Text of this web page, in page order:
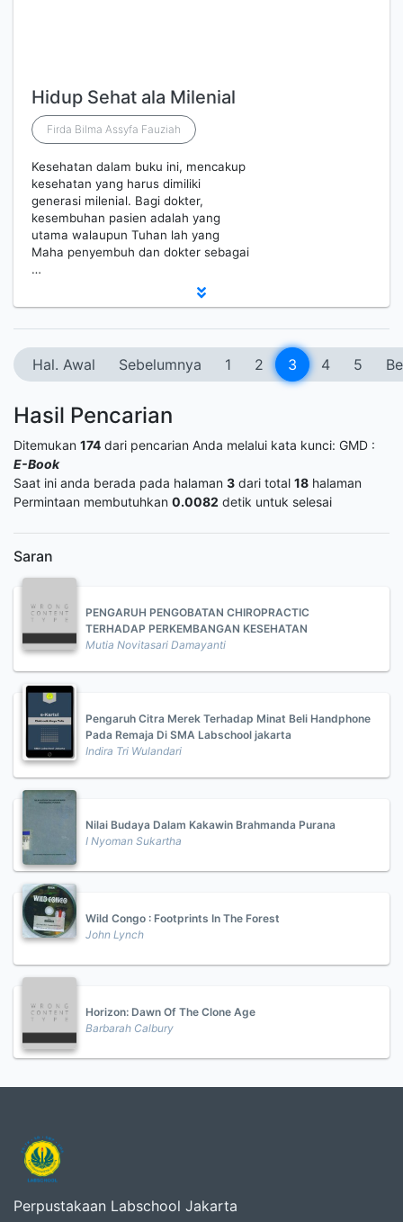
Hidup Sehat ala Milenial
Firda Bilma Assyfa Fauziah
Kesehatan dalam buku ini, mencakup
kesehatan yang harus dimiliki
generasi milenial. Bagi dokter,
kesembuhan pasien adalah yang
utama walaupun Tuhan lah yang
Maha penyembuh dan dokter sebagai
…
Hal. Awal Sebelumnya 1 2 3 4 5
Hasil Pencarian
Ditemukan 174 dari pencarian Anda melalui kata kunci: GMD :
E-Book
Saat ini anda berada pada halaman 3 dari total 18 halaman
Permintaan membutuhkan 0.0082 detik untuk selesai
Saran
PENGARUH PENGOBATAN CHIROPRACTIC
TERHADAP PERKEMBANGAN KESEHATAN
Mutia Novitasari Damayanti
Pengaruh Citra Merek Terhadap Minat Beli Handphone
Pada Remaja Di SMA Labschool jakarta
Indira Tri Wulandari
Nilai Budaya Dalam Kakawin Brahmanda Purana
I Nyoman Sukartha
Wild Congo : Footprints In The Forest
John Lynch
Horizon: Dawn Of The Clone Age
Barbarah Calbury
Perpustakaan Labschool Jakarta